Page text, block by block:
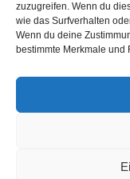
zuzugreifen. Wenn du
wie das Surfverhalten
Wenn du deine
bestimmte Merkmale
Datenschutzerklärung